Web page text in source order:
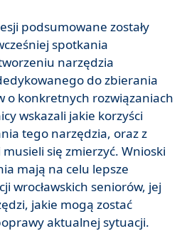
podsumowane zostały
spotkania
narzędzia
do zbierania
o konkretnych rozwiązaniach
wskazali jakie korzyści
tego narzędzia, oraz z
się zmierzyć. Wnioski
mają na celu lepsze
wrocławskich seniorów, jej
jakie mogą zostać
aktualnej sytuacji.